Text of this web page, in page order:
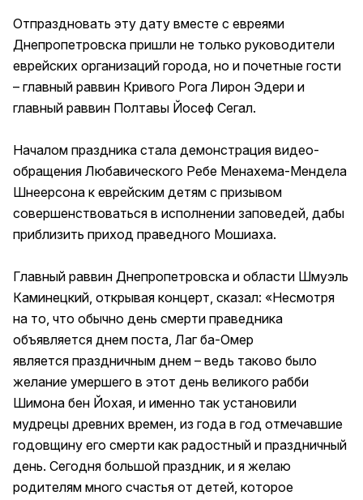
Отпраздновать эту дату вместе с евреями
Днепропетровска пришли не только руководители
еврейских организаций города, но и почетные гости
– главный раввин Кривого Рога Лирон Эдери и
главный раввин Полтавы Йосеф Сегал.
Началом праздника стала демонстрация видео-
обращения Любавического Ребе Менахема-Мендела
Шнеерсона к еврейским детям с призывом
совершенствоваться в исполнении заповедей, дабы
приблизить приход праведного Мошиаха.
Главный раввин Днепропетровска и области Шмуэль
Каминецкий, открывая концерт, сказал: «Несмотря
на то, что обычно день смерти праведника
объявляется днем поста, Лаг ба-Омер
является праздничным днем – ведь таково было
желание умершего в этот день великого рабби
Шимона бен Йохая, и именно так установили
мудрецы древних времен, из года в год отмечавшие
годовщину его смерти как радостный и праздничный
день. Сегодня большой праздник, и я желаю
родителям много счастья от детей, которое